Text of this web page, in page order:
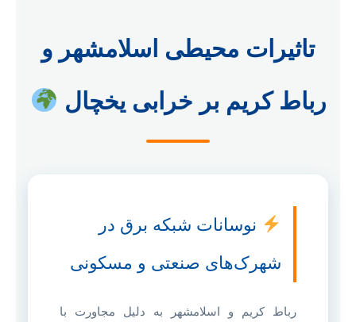
تاثیرات محیطی اسلامشهر و
رباط کریم بر خرابی یخچال
نوسانات شبکه برق در
شهرک‌های صنعتی و مسکونی
رباط کریم و اسلامشهر به دلیل مجاورت با